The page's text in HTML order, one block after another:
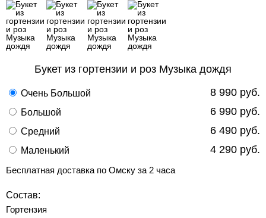
Букет из гортензии и роз Музыка дождя
Очень Большой 8 990 руб.
Большой 6 990 руб.
Средний 6 490 руб.
Маленький 4 290 руб.
Бесплатная доставка по Омску за 2 часа
Состав:
Гортензия